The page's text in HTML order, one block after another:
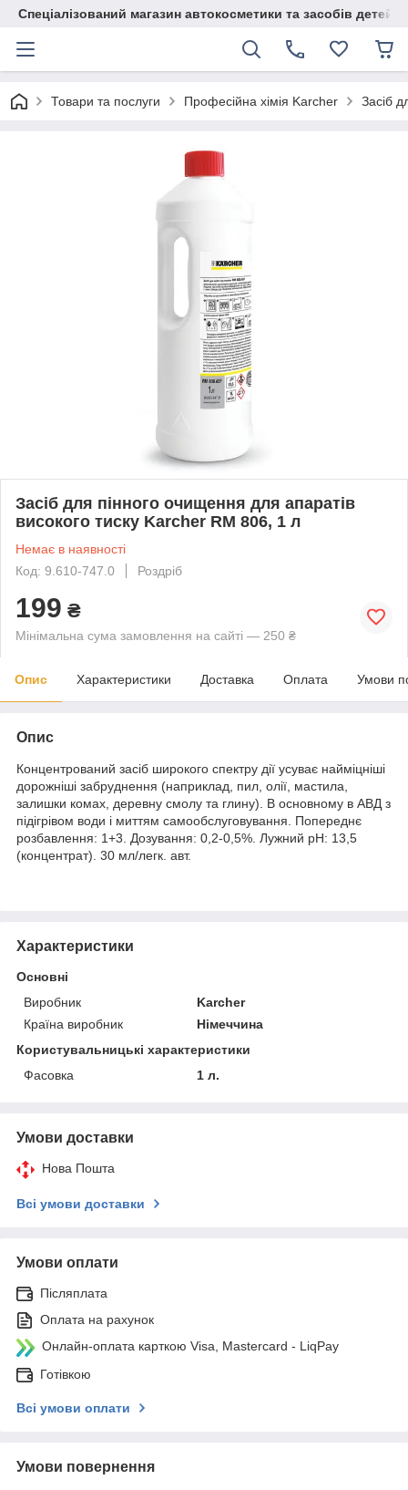
Спеціалізований магазин автокосметики та засобів
Товари та послуги Професійна хімія Karcher Засіб
Засіб для пінного очищення для апаратів
високого тиску Karcher RM 806, 1 л
Немає в наявності
Код: 9.610-747.0
Роздріб
199 ₴
Мінімальна сума замовлення на сайті — 250 ₴
Опис Характеристики Доставка Оплата Умови
Опис
Концентрований засіб широкого спектру дії усуває найміцніші
дорожніші забруднення (наприклад, пил, олії, мастила,
залишки комах, деревну смолу та глину). В основному в АВД з
підігрівом води і миттям самообслуговування. Попереднє
розбавлення: 1+3. Дозування: 0,2-0,5%. Лужний pH: 13,5
(концентрат). 30 мл/легк. авт.
Характеристики
Основні
Виробник
Karcher
Країна виробник
Німеччина
Користувальницькі характеристики
Фасовка
1 л.
Умови доставки
Нова Пошта
Всі умови доставки
Умови оплати
Післяплата
Оплата на рахунок
Онлайн-оплата карткою Visa, Mastercard - LiqPay
Готівкою
Всі умови оплати
Умови повернення